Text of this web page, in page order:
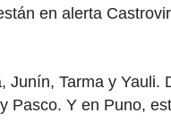
en alerta
Tarma y
Pasco. Y en Puno,